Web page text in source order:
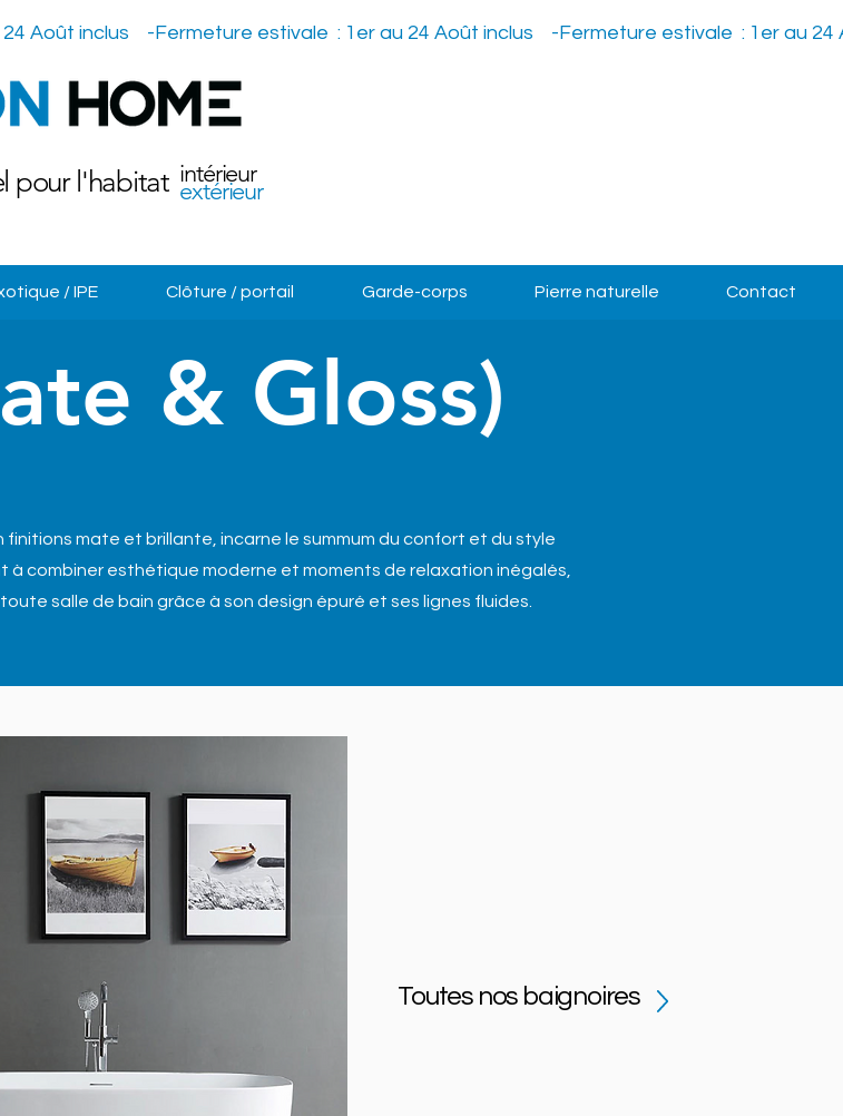
pour l'habitat intérieur
extérieur
/ IPE Clôture / portail Garde-corps Pierre naturelle Contact
& Gloss)
finitions mate et brillante, incarne le summum du confort et du style
à combiner esthétique moderne et moments de relaxation inégalés,
salle de bain grâce à son design épuré et ses lignes fluides.
Toutes nos baignoires